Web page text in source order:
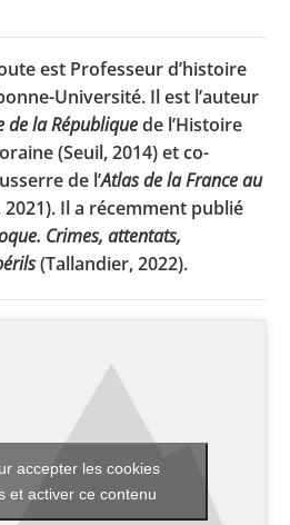
dans la presse
les actualités
vous de l’APHG
de recrutement
scolaires
publiés
Culture
est Professeur d’histoire
Université. Il est l’auteur
de la Républiquede l’Histoire
(Seuil, 2014) et co-
de l’Atlas de la France au
Il a récemment publié
Crimes, attentats,
(Tallandier, 2022).
accepter les cookies
et activer ce contenu